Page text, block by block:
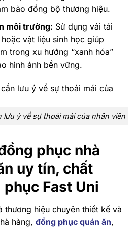
bảo đồng bộ thương hiệu.
môi trường: Sử dụng vải tái
vật liệu sinh học giúp
trong xu hướng “xanh hóa”
hình ảnh bền vững.
lưu ý về sự thoải mái của nhân viên
phục nhà
uy tín, chất
Fast Uni
thương hiệu chuyên thiết kế và
hàng, đồng phục quán ăn,